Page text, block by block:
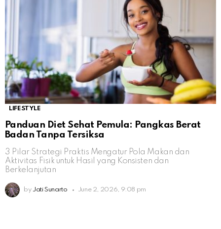
LIFESTYLE
Panduan Diet Sehat Pemula: Pangkas Berat
Badan Tanpa Tersiksa
3 Pilar Strategi Praktis Mengatur Pola Makan dan
Aktivitas Fisik untuk Hasil yang Konsisten dan
Berkelanjutan
by Jati Sunarto June 2, 2026, 9:08 pm